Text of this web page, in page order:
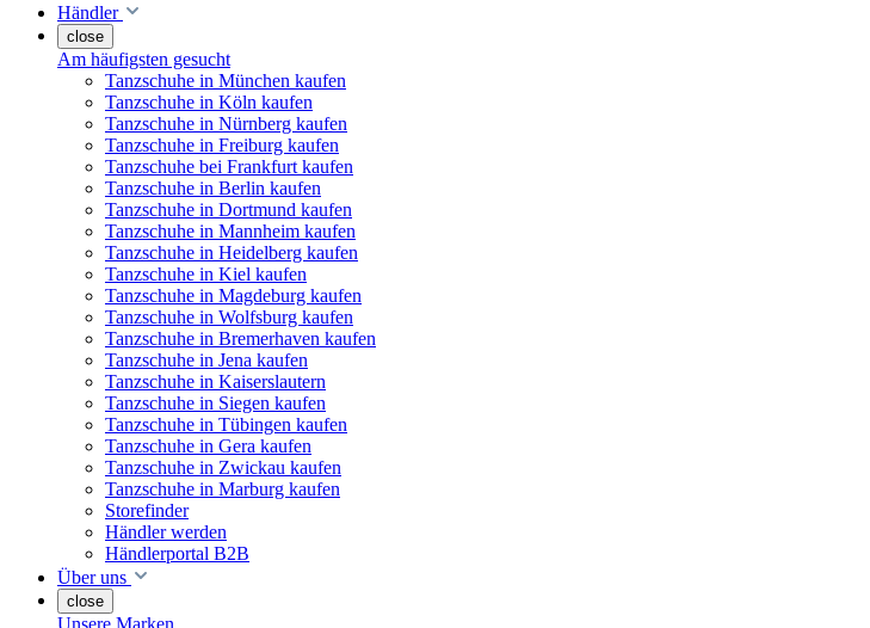
Händler
close
Am häufigsten gesucht
Tanzschuhe in München kaufen
Tanzschuhe in Köln kaufen
Tanzschuhe in Nürnberg kaufen
Tanzschuhe in Freiburg kaufen
Tanzschuhe bei Frankfurt kaufen
Tanzschuhe in Berlin kaufen
Tanzschuhe in Dortmund kaufen
Tanzschuhe in Mannheim kaufen
Tanzschuhe in Heidelberg kaufen
Tanzschuhe in Kiel kaufen
Tanzschuhe in Magdeburg kaufen
Tanzschuhe in Wolfsburg kaufen
Tanzschuhe in Bremerhaven kaufen
Tanzschuhe in Jena kaufen
Tanzschuhe in Kaiserslautern
Tanzschuhe in Siegen kaufen
Tanzschuhe in Tübingen kaufen
Tanzschuhe in Gera kaufen
Tanzschuhe in Zwickau kaufen
Tanzschuhe in Marburg kaufen
Storefinder
Händler werden
Händlerportal B2B
Über uns
close
Unsere Marken